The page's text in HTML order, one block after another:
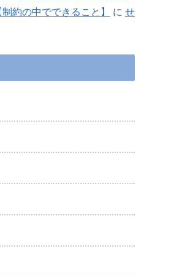
約の中でできること】
に せ